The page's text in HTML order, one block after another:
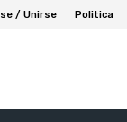
/ Unirse Politica